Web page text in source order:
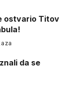
ostvario Titov
da se